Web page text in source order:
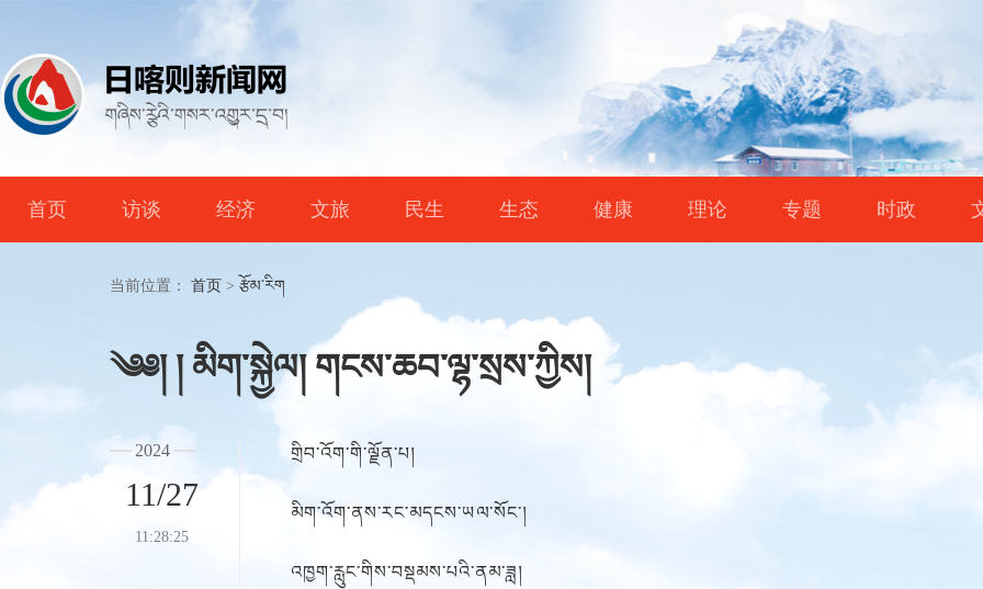
首页 访谈 经济 文旅 民生 生态 健康 理论 专题 时政
当前位置： 首页 > རྩོམ་རིག
༄༅། ། མིག་སྐྱེལ། གངས་ཆབ་ལྷ་སྲས་ཀྱིས།
2024
11/27
11:28:25
གྲིབ་འོག་གི་ལྗོན་པ།
མིག་འོག་ནས་རང་མདངས་ཡལ་སོང་།
འཁྱག་རླུང་གིས་བསྡམས་པའི་ནམ་ཟླ།